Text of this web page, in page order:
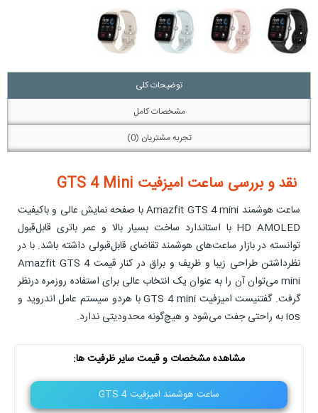
توضیحات کلی
مشخصات کامل
تجربه مشتریان (0)
نقد و بررسی ساعت امیزفیت GTS 4 Mini
ساعت هوشمند Amazfit GTS 4 mini با صفحه نمایش عالی و باکیفیت
HD AMOLED با استاندارد ساخت بسیار بالا و عمر باتری قابل‌قبول
توانسته در بازار ساعت‌های هوشمند تقاضای قابل‌قبولی داشته باشد. با در
نظرداشتن طراحی زیبا و ظریف و براق در کنار قیمت Amazfit GTS 4
mini می‌توان آن را به عنوان یک انتخاب عالی برای استفاده روزمره درنظر
گرفت. گفتنیست امیزفیت GTS 4 mini با هردو سیستم عامل اندروید و
ios به راحتی جفت می‌شود و هیچ‌گونه محدودیتی ندارد.
مشاهده مشخصات و قیمت سایر ظرفیت ها:
ساعت هوشمند امیزفیت GTS 4